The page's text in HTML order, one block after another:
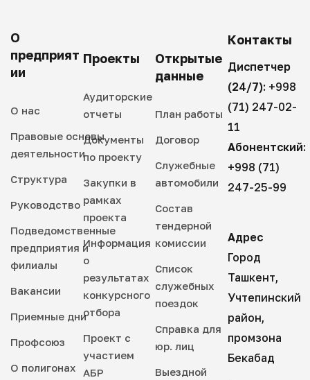
О
предприят
ии
О нас
Правовые основы
деятельности
Структура
Руководство
Подведомственные
предприятия и
филиалы
Вакансии
Приемные дни
Профсоюз
О полигонах
Проекты
Аудиторские
отчеты
Документы
по проекту
Закупки в
рамках
проекта
Информация
о
результатах
конкурсного
отбора
Проект с
участием
АБР
Открытые
данные
План работы
Договор
Служебные
автомобили
Состав
тендерной
комиссии
Список
служебных
поездок
Справка для
юр. лиц
Выездной
Контакты
Диспетчер
(24/7): +998
(71) 247-02-
11
Абонентский:
+998 (71)
247-25-99
Адрес
Город
Ташкент,
Учтепинский
район,
промзона
Бекабад